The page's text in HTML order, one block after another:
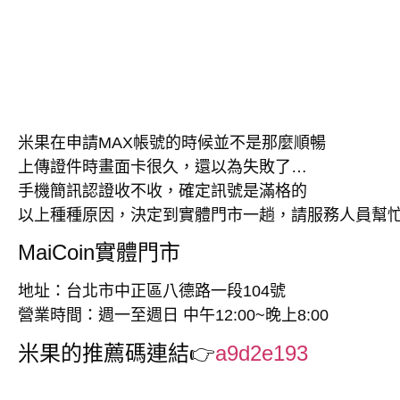
米果在申請MAX帳號的時候並不是那麼順暢
上傳證件時畫面卡很久，還以為失敗了…
手機簡訊認證收不收，確定訊號是滿格的
以上種種原因，決定到實體門市一趟，請服務人員幫
MaiCoin實體門市
地址：台北市中正區八德路一段104號
營業時間：週一至週日 中午12:00~晚上8:00
米果的推薦碼連結👉a9d2e193